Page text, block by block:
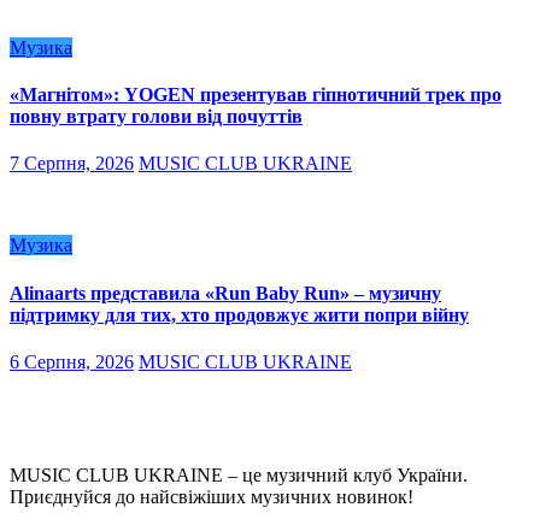
Музика
«Магнітом»: YOGEN презентував гіпнотичний трек про
повну втрату голови від почуттів
7 Серпня, 2026 MUSIC CLUB UKRAINE
Музика
Alinaarts представила «Run Baby Run» – музичну
підтримку для тих, хто продовжує жити попри війну
6 Серпня, 2026 MUSIC CLUB UKRAINE
MUSIC CLUB UKRAINE – це музичний клуб України.
Приєднуйся до найсвіжіших музичних новинок!